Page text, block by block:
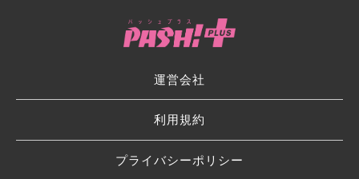
運営会社
利用規約
プライバシーポリシー